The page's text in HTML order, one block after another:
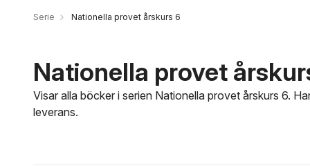
Serie Nationella provet årskurs 6
Nationella provet
Visar alla böcker i serien Nationella provet årskurs 6.
leverans.